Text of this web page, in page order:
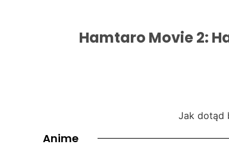
Hamtaro Movie 2:
Jak dotąd
Anime